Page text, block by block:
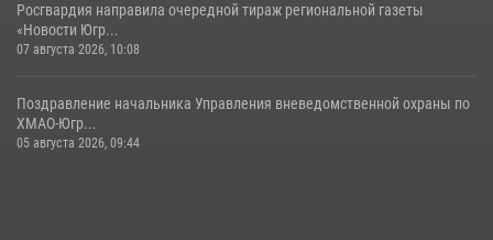
Росгвардия направила очередной тираж региональной газеты
«Новости Югр...
07 августа 2026, 10:08
Поздравление начальника Управления вневедомственной охраны по
ХМАО-Югр...
05 августа 2026, 09:44